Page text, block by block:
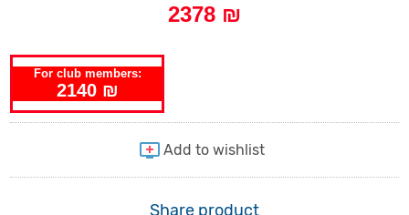
2378 ₪
For club members:
2140 ₪
Share product